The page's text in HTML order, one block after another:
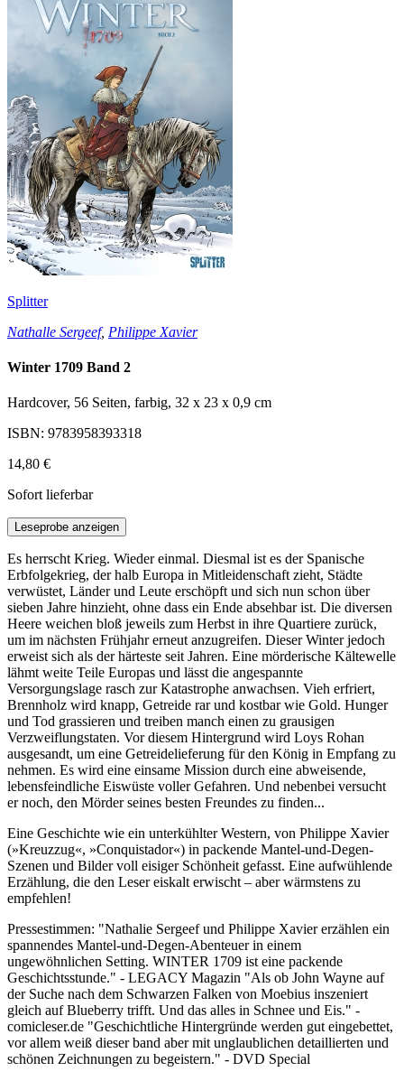
Splitter
Nathalle Sergeef, Philippe Xavier
Winter 1709 Band 2
Hardcover, 56 Seiten, farbig, 32 x 23 x 0,9 cm
ISBN: 9783958393318
14,80 €
Sofort lieferbar
Leseprobe anzeigen
Es herrscht Krieg. Wieder einmal. Diesmal ist es der Spanische
Erbfolgekrieg, der halb Europa in Mitleidenschaft zieht, Städte
verwüstet, Länder und Leute erschöpft und sich nun schon über
sieben Jahre hinzieht, ohne dass ein Ende absehbar ist. Die diversen
Heere weichen bloß jeweils zum Herbst in ihre Quartiere zurück,
um im nächsten Frühjahr erneut anzugreifen. Dieser Winter jedoch
erweist sich als der härteste seit Jahren. Eine mörderische Kältewelle
lähmt weite Teile Europas und lässt die angespannte
Versorgungslage rasch zur Katastrophe anwachsen. Vieh erfriert,
Brennholz wird knapp, Getreide rar und kostbar wie Gold. Hunger
und Tod grassieren und treiben manch einen zu grausigen
Verzweiflungstaten. Vor diesem Hintergrund wird Loys Rohan
ausgesandt, um eine Getreidelieferung für den König in Empfang zu
nehmen. Es wird eine einsame Mission durch eine abweisende,
lebensfeindliche Eiswüste voller Gefahren. Und nebenbei versucht
er noch, den Mörder seines besten Freundes zu finden...
Eine Geschichte wie ein unterkühlter Western, von Philippe Xavier
(»Kreuzzug«, »Conquistador«) in packende Mantel-und-Degen-
Szenen und Bilder voll eisiger Schönheit gefasst. Eine aufwühlende
Erzählung, die den Leser eiskalt erwischt – aber wärmstens zu
empfehlen!
Pressestimmen: "Nathalie Sergeef und Philippe Xavier erzählen ein
spannendes Mantel-und-Degen-Abenteuer in einem
ungewöhnlichen Setting. WINTER 1709 ist eine packende
Geschichtsstunde." - LEGACY Magazin "Als ob John Wayne auf
der Suche nach dem Schwarzen Falken von Moebius inszeniert
gleich auf Blueberry trifft. Und das alles in Schnee und Eis." -
comicleser.de "Geschichtliche Hintergründe werden gut eingebettet,
vor allem weiß dieser band aber mit unglaublichen detaillierten und
schönen Zeichnungen zu begeistern." - DVD Special